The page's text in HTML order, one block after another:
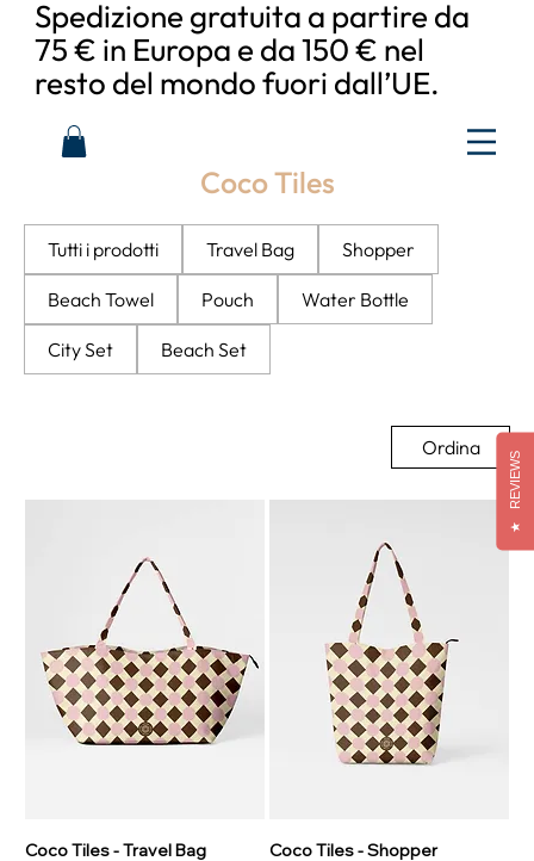
Spedizione gratuita a partire da
75 € in Europa e da 150 € nel
resto del mondo fuori dall’UE.
Coco Tiles
Tutti i prodotti Travel Bag Shopper
Beach Towel Pouch Water Bottle
City Set Beach Set
Ordina
Coco Tiles - Travel Bag Coco Tiles - Shopper
★
REVIEWS